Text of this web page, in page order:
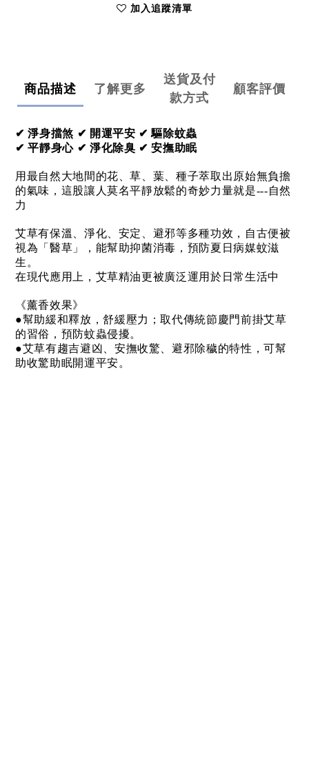
加入追蹤清單
商品描述 了解更多
送貨及付
款方式
顧客評價
✔ 淨身擋煞 ✔ 開運平安 ✔ 驅除蚊蟲
✔ 平靜身心 ✔ 淨化除臭 ✔ 安撫助眠
用最自然大地間的花、草、葉、種子萃取出原始無負擔
的氣味，這股讓人莫名平靜放鬆的奇妙力量就是---自然
力
艾草有保溫、淨化、安定、避邪等多種功效，自古便被
視為「醫草」，能幫助抑菌消毒，預防夏日病媒蚊滋
生。
在現代應用上，艾草精油更被廣泛運用於日常生活中
《薰香效果》
●幫助緩和釋放，舒緩壓力；取代傳統節慶門前掛艾草
的習俗，預防蚊蟲侵擾。
●艾草有趨吉避凶、安撫收驚、避邪除穢的特性，可幫
助收驚助眠開運平安。